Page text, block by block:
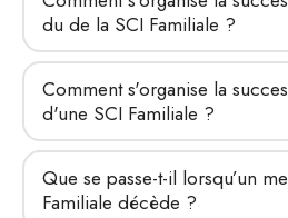
du de la SCI Familiale ?
Comment s'organise la
d'une SCI Familiale ?
Que se passe-t-il lorsqu’un
Familiale décède ?